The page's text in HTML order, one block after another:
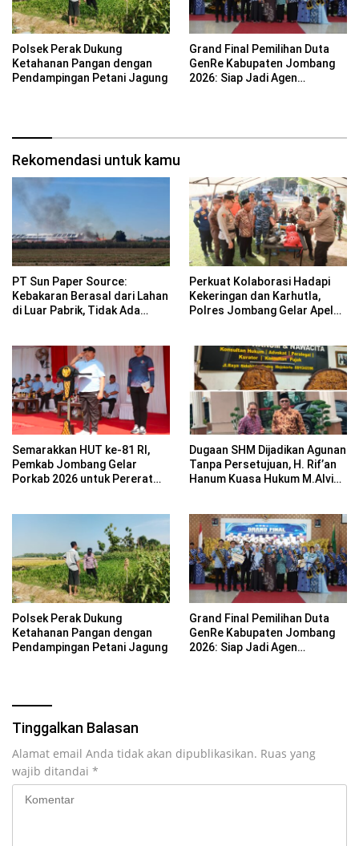
Polsek Perak Dukung
Ketahanan Pangan dengan
Pendampingan Petani Jagung
Grand Final Pemilihan Duta
GenRe Kabupaten Jombang
2026: Siap Jadi Agen
Rekomendasi untuk kamu
PT Sun Paper Source:
Kebakaran Berasal dari Lahan
di Luar Pabrik, Tidak Ada
Perkuat Kolaborasi Hadapi
Kekeringan dan Karhutla,
Polres Jombang Gelar Apel
Semarakkan HUT ke-81 RI,
Pemkab Jombang Gelar
Porkab 2026 untuk Pererat
Dugaan SHM Dijadikan Agunan
Tanpa Persetujuan, H. Rif’an
Hanum Kuasa Hukum M.Alvin
Polsek Perak Dukung
Ketahanan Pangan dengan
Pendampingan Petani Jagung
Grand Final Pemilihan Duta
GenRe Kabupaten Jombang
2026: Siap Jadi Agen
Tinggalkan Balasan
Alamat email Anda tidak akan dipublikasikan. Ruas yang
wajib ditandai *